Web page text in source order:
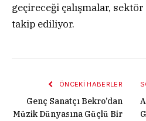
geçireceği çalışmalar,
takip ediliyor.
ÖNCEKI HABERLER
Genç Sanatçı Bekro’dan
Müzik Dünyasına Güçlü Bir